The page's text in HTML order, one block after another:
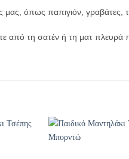
όπως παπιγιόν, γραβάτες,
από τη σατέν ή τη ματ πλευρά